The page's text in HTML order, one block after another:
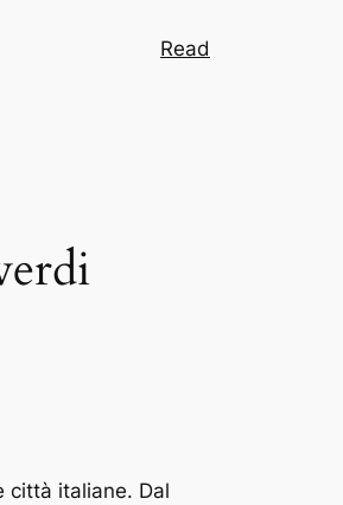
Read
città italiane. Dal